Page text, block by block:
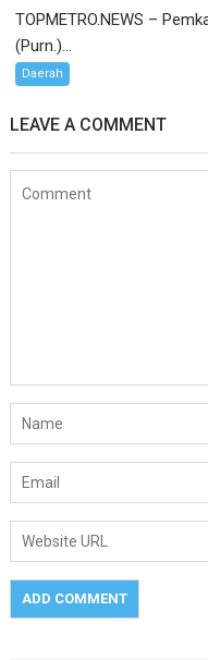
TOPMETRO.NEWS –
(Purn.)...
Daerah
LEAVE A COMMENT